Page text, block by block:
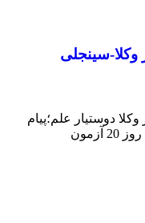
مرکز وکلا دوستیار علم؛پیام